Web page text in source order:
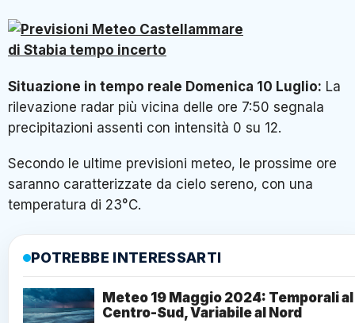
Situazione in tempo reale Domenica 10 Luglio: La
rilevazione radar più vicina delle ore 7:50 segnala
precipitazioni assenti con intensità 0 su 12.
Secondo le ultime previsioni meteo, le prossime ore
saranno caratterizzate da cielo sereno, con una
temperatura di 23°C.
POTREBBE INTERESSARTI
Meteo 19 Maggio 2024: Temporali al
Centro-Sud, Variabile al Nord